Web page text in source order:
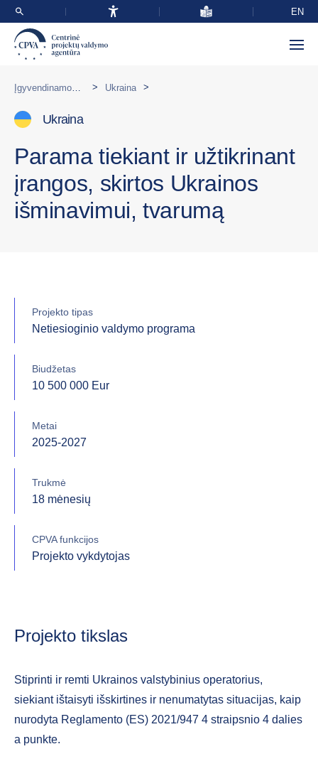
EN
> Ukraina >
Ukraina
Parama tiekiant ir užtikrinant
įrangos, skirtos Ukrainos
išminavimui, tvarumą
Projekto tipas
Netiesioginio valdymo programa
Biudžetas
10 500 000 Eur
Metai
2025-2027
Trukmė
18 mėnesių
CPVA funkcijos
Projekto vykdytojas
Projekto tikslas
Stiprinti ir remti Ukrainos valstybinius operatorius,
siekiant ištaisyti išskirtines ir nenumatytas situacijas, kaip
nurodyta Reglamento (ES) 2021/947 4 straipsnio 4 dalies
a punkte.